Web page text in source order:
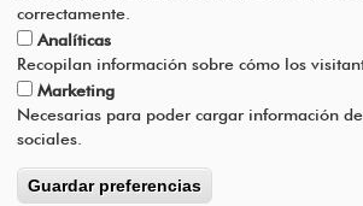
correctamente.
Analíticas
Recopilan información sobre cómo los
Marketing
Necesarias para poder cargar información
sociales.
Guardar preferencias